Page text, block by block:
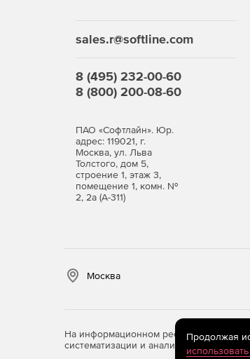
sales.r@softline.com
8 (495) 232-00-60
8 (800) 200-08-60
ПАО «Софтлайн». Юр.
адрес: 119021, г.
Москва, ул. Льва
Толстого, дом 5,
строение 1, этаж 3,
помещение 1, комн. №
2, 2а (А-311)
Москва
На информационном ресурсе
систематизации и анализа сведений,
Продолжая